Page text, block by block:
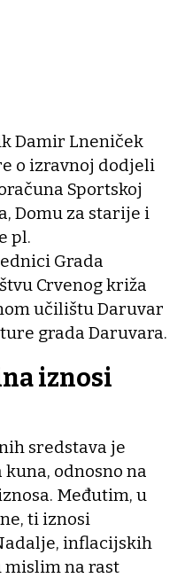
Damir Lneniček
o izravnoj dodjeli
Sportskoj
Domu za starije i
pl.
Grada
Crvenog križa
učilištu Daruvar
grada Daruvara.
iznosi
sredstava je
odnosno na
Međutim, u
ti iznosi
inflacijskih
mislim na rast